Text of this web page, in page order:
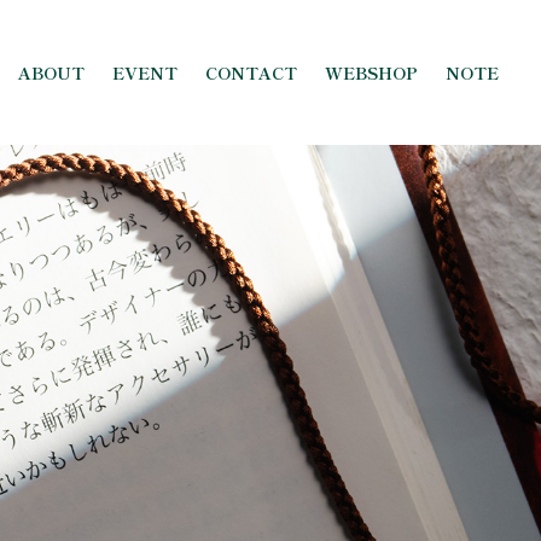
ABOUT EVENT CONTACT WEBSHOP NOTE